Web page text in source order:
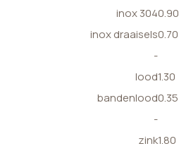
inox 3040.90
inox draaisels0.70
-
lood1.30
bandenlood0.35
-
zink1.80